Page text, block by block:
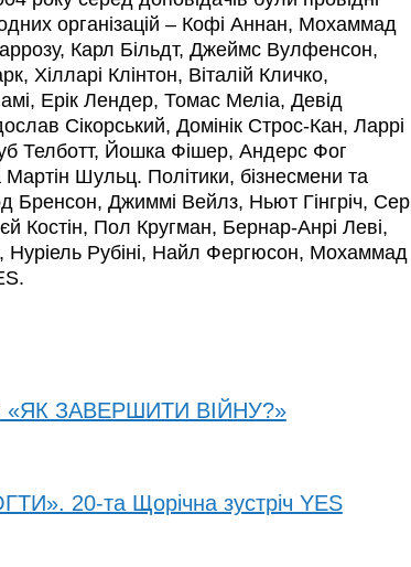
організацій – Кофі Аннан, Мохаммад
Карл Більдт, Джеймс Вулфенсон,
Хілларі Клінтон, Віталій Кличко,
Ерік Лендер, Томас Меліа, Девід
Сікорський, Домінік Строс-Кан, Ларрі
Телботт, Йошка Фішер, Андерс Фог
Шульц. Політики, бізнесмени та
Бренсон, Джиммі Вейлз, Ньют Гінгріч, Сер
Костін, Пол Кругман, Бернар-Анрі Леві,
Рубіні, Найл Фергюсон, Мохаммад
«ЯК ЗАВЕРШИТИ ВІЙНУ?»
20-та Щорічна зустріч YES